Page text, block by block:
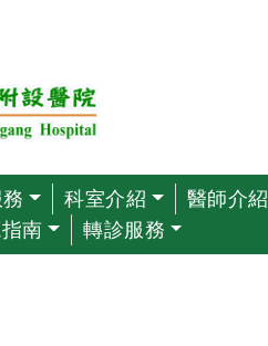
科室介紹 醫師介紹
南 轉診服務